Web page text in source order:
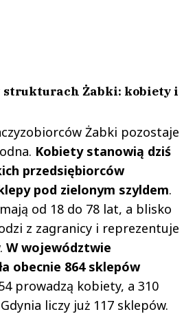
strukturach Żabki: kobiety i
Żabki pozostaje
Kobiety stanowią dziś
przedsiębiorców
pod zielonym szyldem.
od 18 do 78 lat, a blisko
z zagranicy i reprezentuje
W województwie
obecnie 864 sklepów
prowadzą kobiety, a 310
liczy już 117 sklepów.